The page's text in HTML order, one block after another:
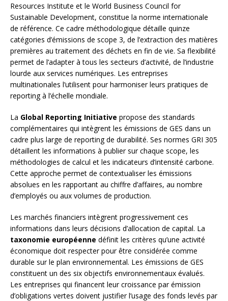
Resources Institute et le World Business Council for
Sustainable Development, constitue la norme internationale
de référence. Ce cadre méthodologique détaille quinze
catégories d’émissions de scope 3, de l’extraction des matières
premières au traitement des déchets en fin de vie. Sa flexibilité
permet de l’adapter à tous les secteurs d’activité, de l’industrie
lourde aux services numériques. Les entreprises
multinationales l’utilisent pour harmoniser leurs pratiques de
reporting à l’échelle mondiale.
La Global Reporting Initiative propose des standards
complémentaires qui intègrent les émissions de GES dans un
cadre plus large de reporting de durabilité. Ses normes GRI 305
détaillent les informations à publier sur chaque scope, les
méthodologies de calcul et les indicateurs d’intensité carbone.
Cette approche permet de contextualiser les émissions
absolues en les rapportant au chiffre d’affaires, au nombre
d’employés ou aux volumes de production.
Les marchés financiers intègrent progressivement ces
informations dans leurs décisions d’allocation de capital. La
taxonomie européenne définit les critères qu’une activité
économique doit respecter pour être considérée comme
durable sur le plan environnemental. Les émissions de GES
constituent un des six objectifs environnementaux évalués.
Les entreprises qui financent leur croissance par émission
d’obligations vertes doivent justifier l’usage des fonds levés par